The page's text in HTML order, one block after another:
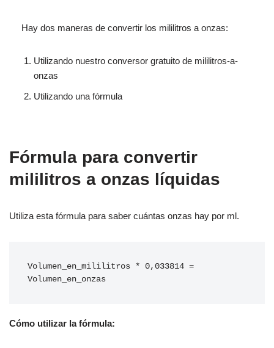
Hay dos maneras de convertir los mililitros a onzas:
Utilizando nuestro conversor gratuito de mililitros-a-
onzas
Utilizando una fórmula
Fórmula para convertir
mililitros a onzas líquidas
Utiliza esta fórmula para saber cuántas onzas hay por ml.
Volumen_en_mililitros * 0,033814 =
Volumen_en_onzas
Cómo utilizar la fórmula: